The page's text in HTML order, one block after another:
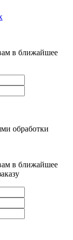
в ближайшее
обработки
в ближайшее